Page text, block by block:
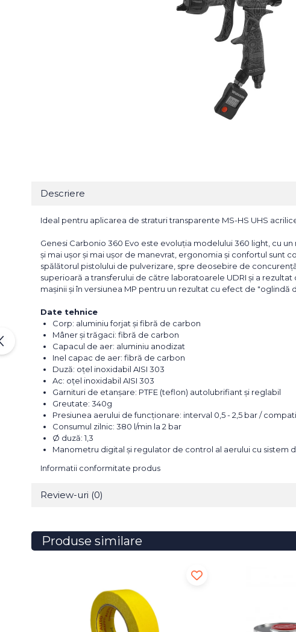
Descriere
Ideal pentru aplicarea de straturi transparente MS-HS UHS
Genesi Carbonio 360 Evo este evoluția modelului 360 light, cu
și mai ușor și mai ușor de manevrat, ergonomia și confortul
spălătorul pistolului de pulverizare, spre deosebire de
superioară a transferului de către laboratoarele UDRI și a
mașinii și în versiunea MP pentru un rezultat cu efect de "oglindă
Date tehnice
Corp: aluminiu forjat și fibră de carbon
Mâner și trăgaci: fibră de carbon
Capacul de aer: aluminiu anodizat
Inel capac de aer: fibră de carbon
Duză: oțel inoxidabil AISI 303
Ac: oțel inoxidabil AISI 303
Garnituri de etanșare: PTFE (teflon) autolubrifiant și reglabil
Greutate: 340g
Presiunea aerului de funcționare: interval 0,5 - 2,5 bar /
Consumul zilnic: 380 l/min la 2 bar
Ø duză: 1,3
Manometru digital și regulator de control al aerului cu sistem
Informatii conformitate produs
Review-uri (0)
Produse similare